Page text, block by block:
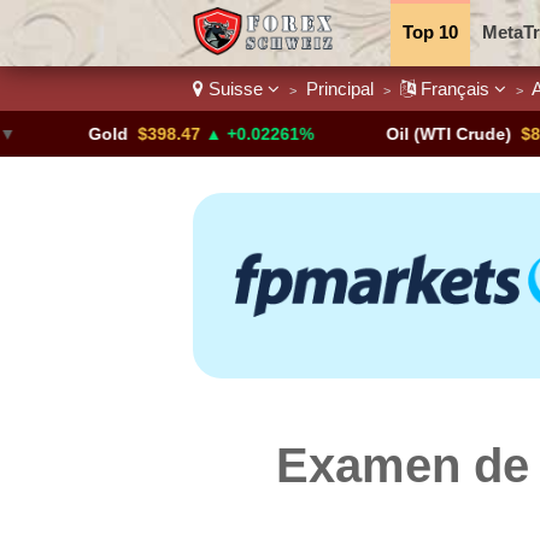
Top 10
Paires de
Suisse > Principal > Français >
$398.47 ▲ +0.02261% Oil (WTI Crude) $84.88 ▼
Examen